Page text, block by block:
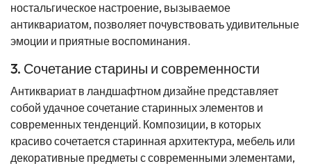
ностальгическое настроение, вызываемое
антиквариатом, позволяет почувствовать удивительные
эмоции и приятные воспоминания.
3. Сочетание старины и современности
Антиквариат в ландшафтном дизайне представляет
собой удачное сочетание старинных элементов и
современных тенденций. Композиции, в которых
красиво сочетается старинная архитектура, мебель или
декоративные предметы с современными элементами,